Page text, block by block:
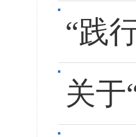
“践
关于